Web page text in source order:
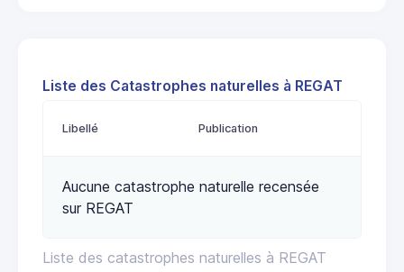
Liste des Catastrophes naturelles à REGAT
Liste des catastrophes naturelles à REGAT
Libellé Publication
Aucune catastrophe naturelle recensée
sur REGAT